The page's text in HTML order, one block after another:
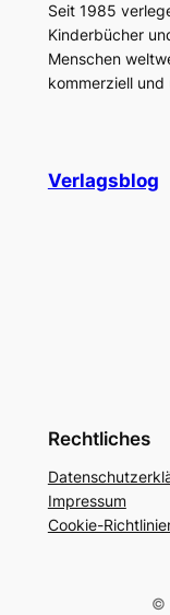
Seit 1985
Kinderbücher
Menschen
kommerziell
Verlagsblog
Rechtliches
Impressum
Cookie-
©